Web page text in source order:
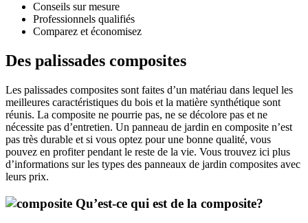
Conseils sur mesure
Professionnels qualifiés
Comparez et économisez
Des palissades composites
Les palissades composites sont faites d’un matériau dans lequel les
meilleures caractéristiques du bois et la matière synthétique sont
réunis. La composite ne pourrie pas, ne se décolore pas et ne
nécessite pas d’entretien. Un panneau de jardin en composite n’est
pas très durable et si vous optez pour une bonne qualité, vous
pouvez en profiter pendant le reste de la vie. Vous trouvez ici plus
d’informations sur les types des panneaux de jardin composites avec
leurs prix.
Qu’est-ce qui est de la composite?